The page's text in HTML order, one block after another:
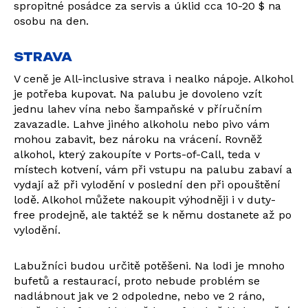
spropitné posádce za servis a úklid cca 10-20 $ na
osobu na den.
STRAVA
V ceně je All-inclusive strava i nealko nápoje. Alkohol
je potřeba kupovat. Na palubu je dovoleno vzít
jednu lahev vína nebo šampaňské v příručním
zavazadle. Lahve jiného alkoholu nebo pivo vám
mohou zabavit, bez nároku na vrácení. Rovněž
alkohol, který zakoupíte v Ports-of-Call, teda v
místech kotvení, vám při vstupu na palubu zabaví a
vydají až při vylodění v poslední den při opouštění
lodě. Alkohol můžete nakoupit výhodněji i v duty-
free prodejně, ale taktéž se k němu dostanete až po
vylodění.
Labužníci budou určitě potěšeni. Na lodi je mnoho
bufetů a restaurací, proto nebude problém se
nadlábnout jak ve 2 odpoledne, nebo ve 2 ráno,